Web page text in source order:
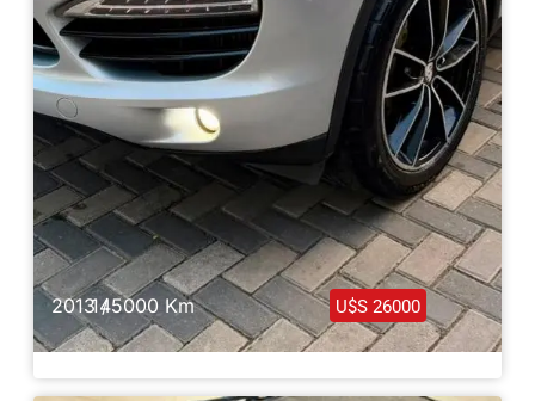
2013 /145000 Km U$S 26000
Porsche Cayenne Full 2013